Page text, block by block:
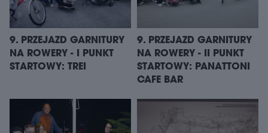
9. PRZEJAZD GARNITURY
NA ROWERY - I PUNKT
STARTOWY: TREI
9. PRZEJAZD GARNITURY
NA ROWERY - II PUNKT
STARTOWY: PANATTONI
CAFE BAR